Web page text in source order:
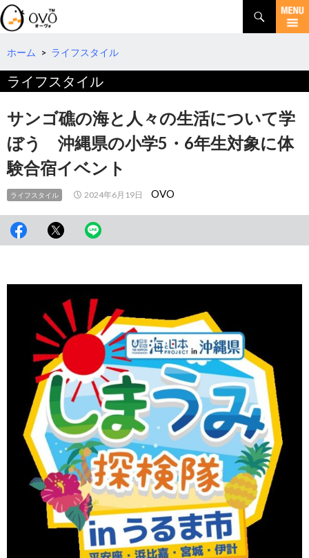
検
索
コ
テ
ツ
へ
ホーム > ライフスタイル
ライフスタイル
サンゴ礁の海と人々の生活について学
ぼう 沖縄県の小学5・6年生対象に体
験合宿イベント
ライフスタイル 2024年6月19日 OVO